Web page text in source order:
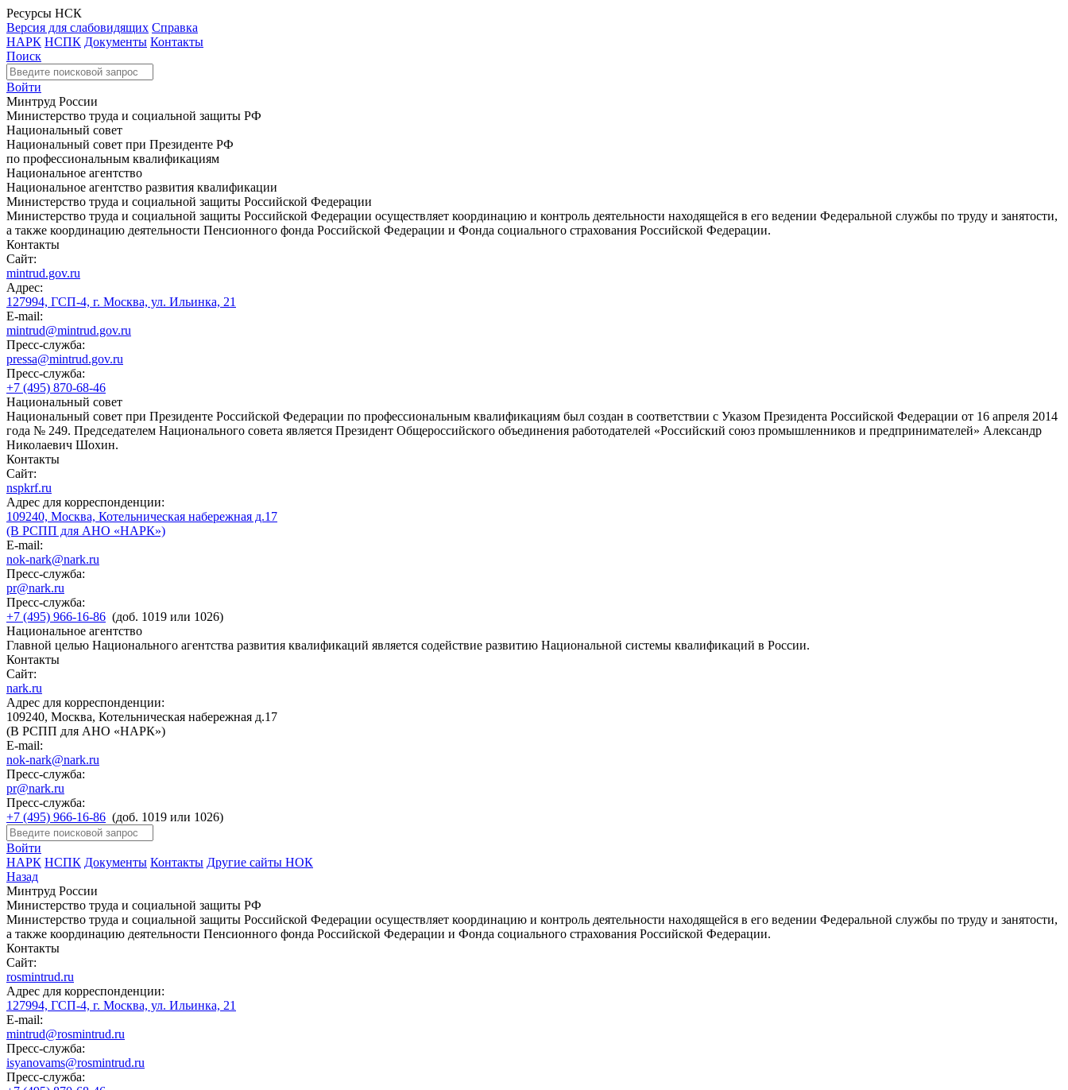
Ресурсы НСК
Версия для слабовидящих Справка
НАРК НСПК Документы Контакты
Поиск
Войти
Минтруд России
Министерство труда и социальной защиты РФ
Национальный совет
Национальный совет при Президенте РФ
по профессиональным квалификациям
Национальное агентство
Национальное агентство развития квалификации
Министерство труда и социальной защиты Российской Федерации
Министерство труда и социальной защиты Российской Федерации осуществляет координацию и контроль деятельности находящейся в его ведении Федеральной службы по труду и занятости,
а также координацию деятельности Пенсионного фонда Российской Федерации и Фонда социального страхования Российской Федерации.
Контакты
Сайт:
mintrud.gov.ru
Адрес:
127994, ГСП-4, г. Москва, ул. Ильинка, 21
E-mail:
mintrud@mintrud.gov.ru
Пресс-служба:
pressa@mintrud.gov.ru
Пресс-служба:
+7 (495) 870-68-46
Национальный совет
Национальный совет при Президенте Российской Федерации по профессиональным квалификациям был создан в соответствии с Указом Президента Российской Федерации от 16 апреля 2014
года № 249. Председателем Национального совета является Президент Общероссийского объединения работодателей «Российский союз промышленников и предпринимателей» Александр
Николаевич Шохин.
Контакты
Сайт:
nspkrf.ru
Адрес для корреспонденции:
109240, Москва, Котельническая набережная д.17
(В РСПП для АНО «НАРК»)
E-mail:
nok-nark@nark.ru
Пресс-служба:
pr@nark.ru
Пресс-служба:
+7 (495) 966-16-86 (доб. 1019 или 1026)
Национальное агентство
Главной целью Национального агентства развития квалификаций является содействие развитию Национальной системы квалификаций в России.
Контакты
Сайт:
nark.ru
Адрес для корреспонденции:
109240, Москва, Котельническая набережная д.17
(В РСПП для АНО «НАРК»)
E-mail:
nok-nark@nark.ru
Пресс-служба:
pr@nark.ru
Пресс-служба:
+7 (495) 966-16-86 (доб. 1019 или 1026)
Войти
НАРК НСПК Документы Контакты Другие сайты НОК
Назад
Минтруд России
Министерство труда и социальной защиты РФ
Министерство труда и социальной защиты Российской Федерации осуществляет координацию и контроль деятельности находящейся в его ведении Федеральной службы по труду и занятости,
а также координацию деятельности Пенсионного фонда Российской Федерации и Фонда социального страхования Российской Федерации.
Контакты
Сайт:
rosmintrud.ru
Адрес для корреспонденции:
127994, ГСП-4, г. Москва, ул. Ильинка, 21
E-mail:
mintrud@rosmintrud.ru
Пресс-служба:
isyanovams@rosmintrud.ru
Пресс-служба: